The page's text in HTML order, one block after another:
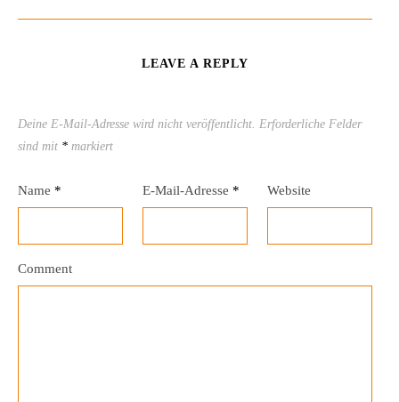
LEAVE A REPLY
Deine E-Mail-Adresse wird nicht veröffentlicht. Erforderliche Felder
sind mit * markiert
Name * E-Mail-Adresse * Website
Comment